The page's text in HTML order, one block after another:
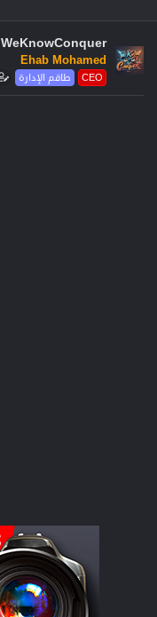
WeKnowConquer
Ehab Mohamed
طاقم الإدارة CEO